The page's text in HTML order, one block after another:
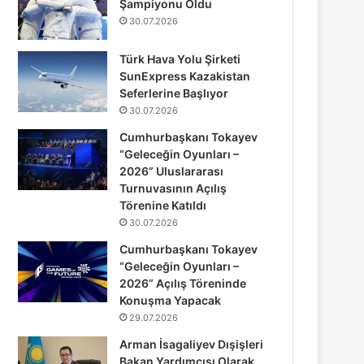
Şampiyonu Oldu
30.07.2026
Türk Hava Yolu Şirketi
SunExpress Kazakistan
Seferlerine Başlıyor
30.07.2026
Cumhurbaşkanı Tokayev
“Geleceğin Oyunları –
2026” Uluslararası
Turnuvasının Açılış
Törenine Katıldı
30.07.2026
Cumhurbaşkanı Tokayev
“Geleceğin Oyunları –
2026” Açılış Töreninde
Konuşma Yapacak
29.07.2026
Arman İsagaliyev Dışişleri
Bakan Yardımcısı Olarak